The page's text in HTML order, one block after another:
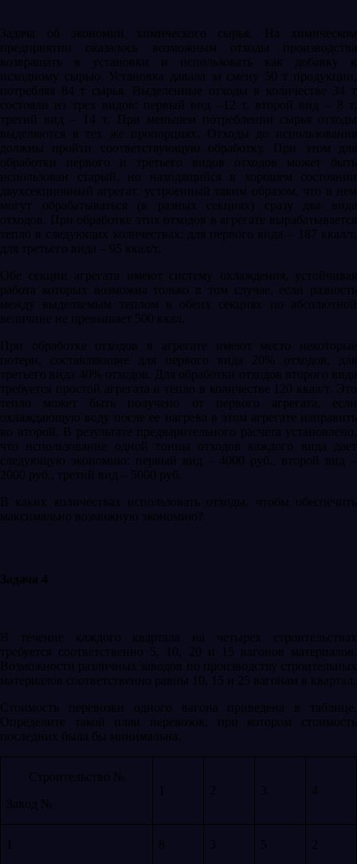
Задача об экономии химического сырья. На химическом
предприятии оказалось возможным отходы производства
возвращать в установки и использовать как добавку к
исходному сырью. Установка давала за смену 50 т продукции,
потребляя 84 т сырья. Выделенные отходы в количестве 34 т
состояли из трех видов: первый вид –12 т, второй вид – 8 т,
третий вид – 14 т. При меньшем потреблении сырья отходы
выделяются в тех же пропорциях. Отходы до использования
должны пройти соответствующую обработку. При этом для
обработки первого и третьего видов отходов может быть
использован старый, но находящийся в хорошем состоянии
двухсекционный агрегат, устроенный таким образом, что в нем
могут обрабатываться (в разных секциях) сразу два вида
отходов. При обработке этих отходов в агрегате вырабатывается
тепло в следующих количествах: для первого вида – 187 ккал/т,
для третьего вида – 95 ккал/т.
Обе секции агрегата имеют систему охлаждения, устойчивая
работа которых возможна только в том случае, если разность
между выделяемым теплом в обеих секциях по абсолютной
величине не превышает 500 ккал.
При обработке отходов в агрегате имеют место некоторые
потери, сос­тавляющие для первого вида 20% отходов, для
третьего вида 40% отходов. Для обработки отходов второго вида
требуется простой агрегата и тепло в количестве 120 ккал/т. Это
тепло может быть получено от первого агрегата, если
охлаждающую воду после ее нагрева в этом агрегате направить
во второй. В результате предварительного расчета установлено,
что использование одной тонны отходов каждого вида дает
следующую экономию: первый вид – 4000 руб., второй вид –
2000 руб., третий вид – 5000 руб.
В каких количествах использовать отходы, чтобы обеспечить
максимально возможную экономию?
Задача 4
В течение каждого квартала на четырех строительствах
требуется соответственно 5, 10, 20 и 15 вагонов материалов.
Возможности различных заводов по производству строительных
материалов соответственно равны 10, 15 и 25 вагонам в квартал.
Стоимость перевозки одного вагона приведена в таблице.
Определите такой план перевозок, при котором стоимость
последних была бы минимальна.
Строительство №
Завод №
1 2 3 4
1 8 3 5 2